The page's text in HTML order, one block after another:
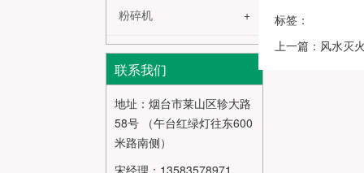
粉碎机
联系我们
地址：烟台市莱山区轸大路
58号 （午台红绿灯往东600
米路南侧）
宋经理：13583578971
标签：
上一篇：风水灭